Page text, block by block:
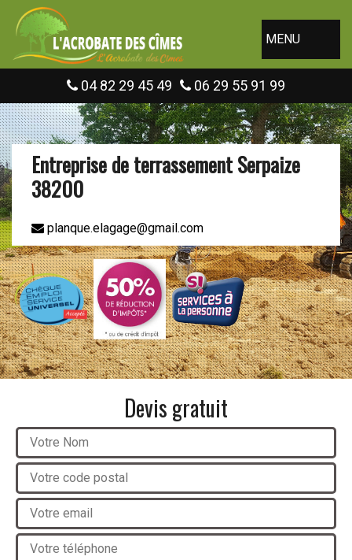
MENU
04 82 29 45 49 06 29 55 91 99
Entreprise de terrassement Serpaize
38200
planque.elagage@gmail.com
Devis gratuit